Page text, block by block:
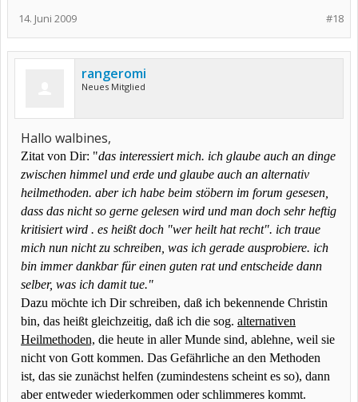
#18
14. Juni 2009
rangeromi
Neues Mitglied
Hallo walbines,
Zitat von Dir: "das interessiert mich. ich glaube auch an dinge
zwischen himmel und erde und glaube auch an alternativ
heilmethoden. aber ich habe beim stöbern im forum gesesen,
dass das nicht so gerne gelesen wird und man doch sehr heftig
kritisiert wird . es heißt doch "wer heilt hat recht". ich traue
mich nun nicht zu schreiben, was ich gerade ausprobiere. ich
bin immer dankbar für einen guten rat und entscheide dann
selber, was ich damit tue."
Dazu möchte ich Dir schreiben, daß ich bekennende Christin
bin, das heißt gleichzeitig, daß ich die sog. alternativen
Heilmethoden, die heute in aller Munde sind, ablehne, weil sie
nicht von Gott kommen. Das Gefährliche an den Methoden
ist, das sie zunächst helfen (zumindestens scheint es so), dann
aber entweder wiederkommen oder schlimmeres kommt.